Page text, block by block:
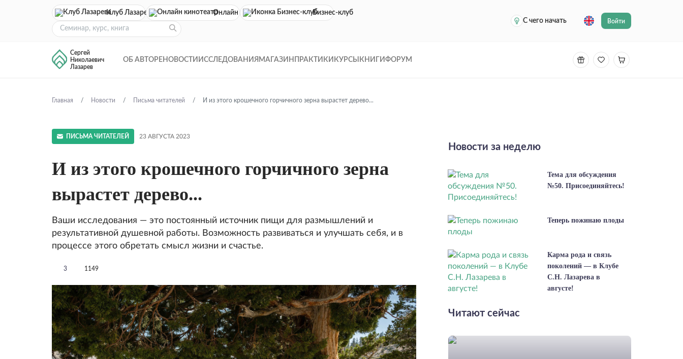
Клуб Лазарева Онлайн кинотеатр
Бизнес-клуб
С чего начать
Войти
Сергей
Николаевич
Лазарев
ОБ АВТОРЕ НОВОСТИ ИССЛЕДОВАНИЯ МАГАЗИН ПРАКТИКИ КУРСЫ КНИГИ ФОРУМ
Главная Новости Письма читателей И из этого крошечного горчичного зерна вырастет дерево...
ПИСЬМА ЧИТАТЕЛЕЙ 23 АВГУСТА 2023
И из этого крошечного горчичного зерна
вырастет дерево...
Ваши исследования — это постоянный источник пищи для размышлений и
результативной душевной работы. Возможность развиваться и улучшать себя, и в
процессе этого обретать смысл жизни и счастье.
3 1149
Новости за неделю
Тема для обсуждения
№50. Присоединяйтесь!
Теперь пожинаю плоды
Карма рода и связь
поколений — в Клубе
С.Н. Лазарева в
августе!
Читают сейчас